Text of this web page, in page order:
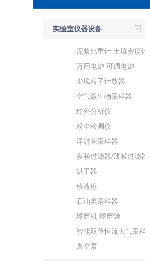
实验室仪器设备
泥浆比重计 土壤密度计
万用电炉 可调电炉
尘埃粒子计数器
空气微生物采样器
红外分析仪
粉尘检测仪
浮游菌采样器
多联过滤器/薄膜过滤器
烘干器
移液枪
石油类采样器
球磨机 球磨罐
智能双路恒流大气采样器
真空泵